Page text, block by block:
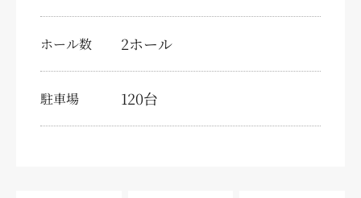
ホール数 2ホール
駐車場 120台
特定商取引法に関する表示